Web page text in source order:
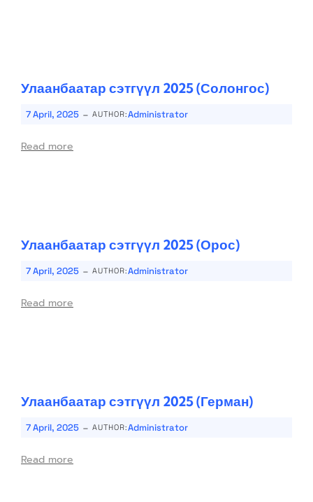
Улаанбаатар сэтгүүл 2025 (Солонгос)
7 April, 2025 - AUTHOR:Administrator
Read more
Улаанбаатар сэтгүүл 2025 (Орос)
7 April, 2025 - AUTHOR:Administrator
Read more
Улаанбаатар сэтгүүл 2025 (Герман)
7 April, 2025 - AUTHOR:Administrator
Read more